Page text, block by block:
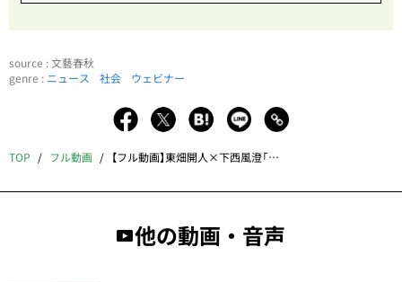
source : 文藝春秋
genre : ニュース 社会 ウェビナー
TOP フル動画 【フル動画】東畑開人×下西風澄「心について語るときに僕らの語ること」
他の動画・音声